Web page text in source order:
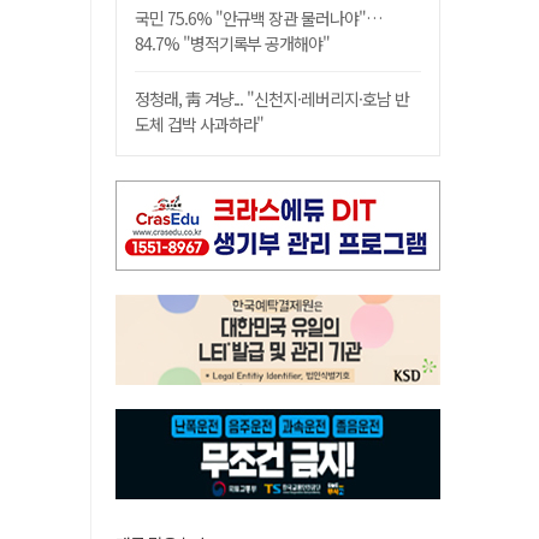
국민 75.6% "안규백 장관 물러나야"…
84.7% "병적기록부 공개해야"
정청래, 靑 겨냥... "신천지·레버리지·호남 반
도체 겁박 사과하라"